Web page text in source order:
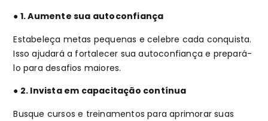
● 1. Aumente sua autoconfiança
Estabeleça metas pequenas e celebre cada conquista.
Isso ajudará a fortalecer sua autoconfiança e prepará-
lo para desafios maiores.
● 2. Invista em capacitação contínua
Busque cursos e treinamentos para aprimorar suas